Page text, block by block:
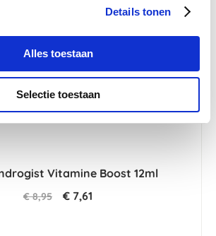
Details tonen
Alles toestaan
Selectie toestaan
-15 %
Vitamine Boost 12ml
€ 8,95 € 7,61